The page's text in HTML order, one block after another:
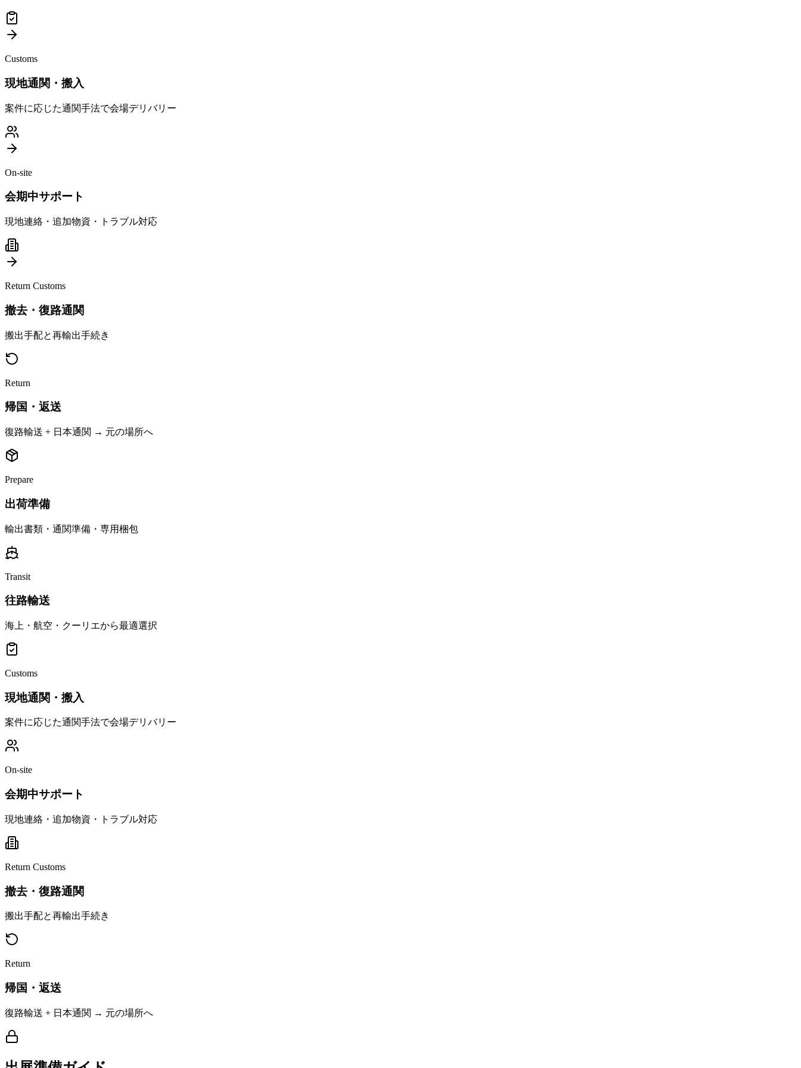
Customs
現地通関・搬入
案件に応じた通関手法で会場デリバリー
On-site
会期中サポート
現地連絡・追加物資・トラブル対応
Return Customs
撤去・復路通関
搬出手配と再輸出手続き
Return
帰国・返送
復路輸送 + 日本通関 → 元の場所へ
Prepare
出荷準備
輸出書類・通関準備・専用梱包
Transit
往路輸送
海上・航空・クーリエから最適選択
Customs
現地通関・搬入
案件に応じた通関手法で会場デリバリー
On-site
会期中サポート
現地連絡・追加物資・トラブル対応
Return Customs
撤去・復路通関
搬出手配と再輸出手続き
Return
帰国・返送
復路輸送 + 日本通関 → 元の場所へ